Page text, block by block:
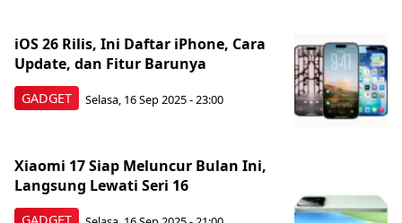
GADGET
iOS 26 Rilis, Ini Daftar iPhone, Cara
Update, dan Fitur Barunya
Selasa, 16 Sep 2025 - 23:00
Xiaomi 17 Siap Meluncur Bulan Ini,
Langsung Lewati Seri 16